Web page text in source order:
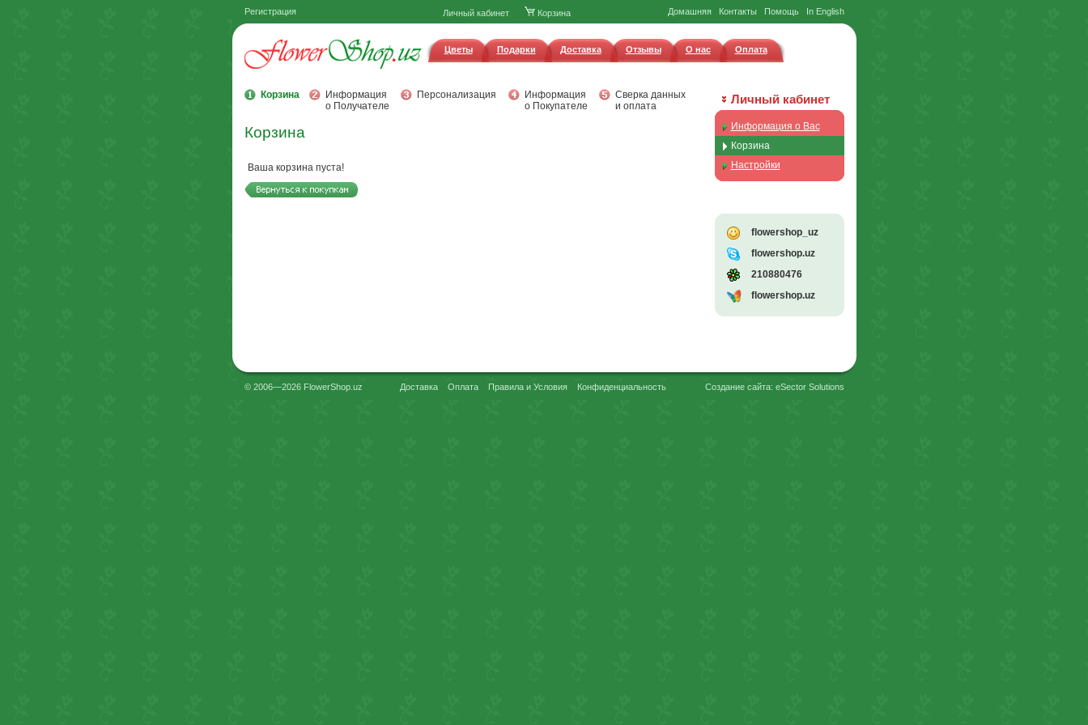
Регистрация Домашняя Контакты Помощь In English
Личный кабинет Корзина
Цветы Подарки Доставка Отзывы О нас Оплата
Корзина
Информация
о Получателе
Персонализация
Информация
о Покупателе
Сверка данных
и оплата
Корзина
Ваша корзина пуста!
Личный кабинет
Информация о Вас
Корзина
Настройки
flowershop_uz
flowershop.uz
210880476
flowershop.uz
© 2006—2026 FlowerShop.uz Доставка Оплата Правила и Условия Конфиденциальность Создание сайта: eSector Solutions